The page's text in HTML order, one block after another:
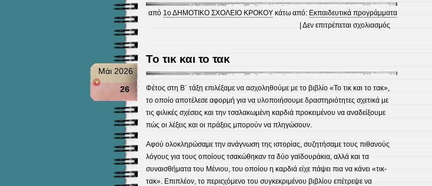
από 1ο ΔΗΜΟΤΙΚΟ ΣΧΟΛΕΙΟ ΚΡΟΚΟΥκάτω από: Εκπαιδευτικά προγράμματα
Δεν επιτρέπεται σχολιασμόςστο
Εκπαιδευτικής
Το τικ και το τακ
Μάι 2026
26
Φέτος στη Β΄ τάξη επιλέξαμε να ασχοληθούμε με το βιβλίο «Το τικ και το τακ»,
το οποίο αποτέλεσε αφορμή για να υλοποιήσουμε δραστηριότητες σχετικά με
τις φιλικές σχέσεις και την τσαλακωμένη καρδιά προκειμένου να αναδείξουμε
πώς οι λέξεις και οι πράξεις μπορούν να πληγώσουν.
Αφού ολοκληρώσαμε την ανάγνωση της ιστορίας, συζητήσαμε τους πιθανούς
λόγους για τους οποίους τσακώθηκαν τα δύο γαϊδουράκια, αλλά και τα
συναισθήματα του Μένιου, του οποίου η καρδιά είχε πάψει πια να κάνει «τικ-
τακ». Επιπλέον, το περιεχόμενο του συγκεκριμένου βιβλίου επέτρεψε να